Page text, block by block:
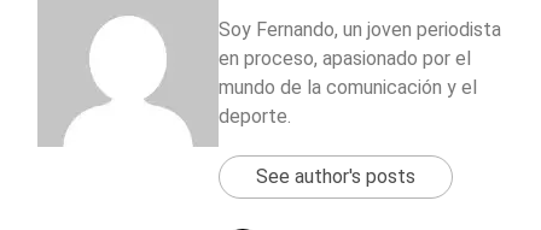
Soy Fernando, un joven periodista
en proceso, apasionado por el
mundo de la comunicación y el
deporte.
See author's posts